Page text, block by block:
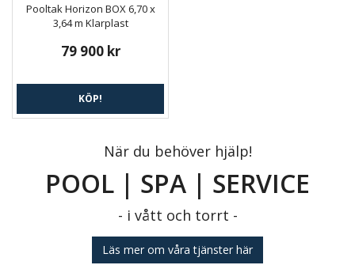
Pooltak Horizon BOX 6,70 x
3,64 m Klarplast
79 900 kr
KÖP!
När du behöver hjälp!
POOL | SPA | SERVICE
- i vått och torrt -
Läs mer om våra tjänster här